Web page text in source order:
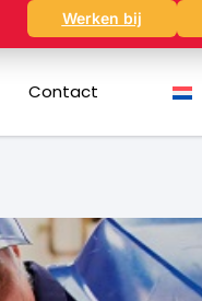
Werken bij
Contact